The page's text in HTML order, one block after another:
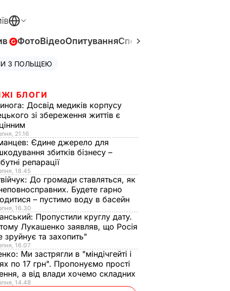
ФотоВідеоОпитуванняСпецпроєкти
З ПОЛЬЩЕЮ
БЛОГИ
Досвід медиків корпусу
зі збереження життів є
21.16
Єдине джерело для
збитків бізнесу –
репарації
18.45
До громади ставляться, як
Будете гарно
– пустимо воду в басейн
16.30
Пропустили круглу дату.
тому Лукашенко заявляв, що Росія
зруйнує та захопить"
16.07
Ми застрягли в "міндічгейті і
по 17 грн". Пропонуємо прості
а від влади хочемо складних
14.48